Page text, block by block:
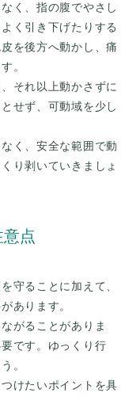
く、指の腹でやさし
く引き下げたりする
を後方へ動かし、痛
。
それ以上動かさずに
せず、可動域を少し
く、安全な範囲で動
り剥いていきましょ
点
守ることに加えて、
あります。
がることがありま
です。ゆっくり行
。
けたいポイントを具